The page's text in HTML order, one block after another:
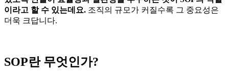
이라고 할 수 있는데요. 조직의 규모가 커질수록 그 중요성은
더욱 크답니다.
SOP란 무엇인가?